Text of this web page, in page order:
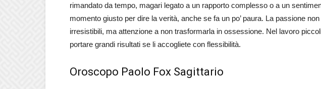
rimandato da tempo, magari legato a un rapporto complesso o a un
momento giusto per dire la verità, anche se fa un po’ paura. La passione
irresistibili, ma attenzione a non trasformarla in ossessione. Nel lavoro
portare grandi risultati se li accogliete con flessibilità.
Oroscopo Paolo Fox Sagittario